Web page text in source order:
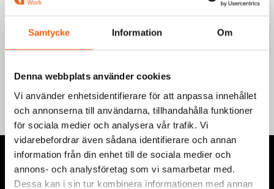
Samtycke Information Om
Denna webbplats använder cookies
Vi använder enhetsidentifierare för att anpassa innehållet
och annonserna till användarna, tillhandahålla funktioner
för sociala medier och analysera vår trafik. Vi
vidarebefordrar även sådana identifierare och annan
information från din enhet till de sociala medier och
annons- och analysföretag som vi samarbetar med.
Dessa kan i sin tur kombinera informationen med annan
Art.nr.: 418400